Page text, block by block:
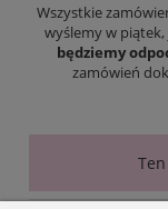
Wszystkie
wyślemy w
będziemy
zamówień